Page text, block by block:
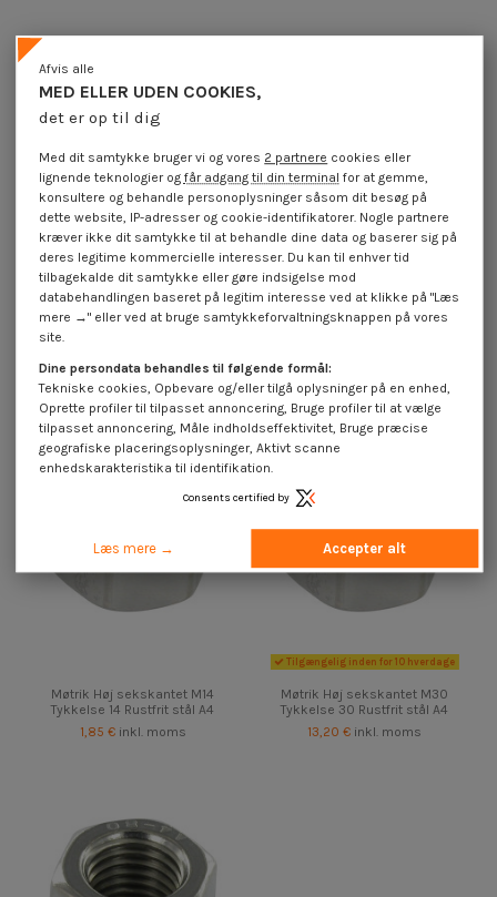
Møtrik Høj sekskantet M3
Tykkelse 3 Rustfrit stål A4
Møtrik Høj sekskantet M8
Møtrik Høj sekskantet M14
Tykkelse 14 Rustfrit stål A4
1,85 € inkl. moms
Tilgængelig inden for 10 hverdage
Møtrik Høj sekskantet M30
Tykkelse 30 Rustfrit stål A4
13,20 € inkl. moms
MED ELLER UDEN COOKIES,
det er op til dig
Afvis alle
Med dit samtykke bruger vi og vores 2 partnere cookies eller
lignende teknologier ogfår adgang til din terminal for at gemme,
konsultere og behandle personoplysninger såsom dit besøg på
dette website, IP-adresser og cookie-identifikatorer. Nogle partnere
kræver ikke dit samtykke til at behandle dine data og baserer sig på
deres legitime kommercielle interesser. Du kan til enhver tid
tilbagekalde dit samtykke eller gøre indsigelse mod
databehandlingen baseret på legitim interesse ved at klikke på "Læs
mere →" eller ved at bruge samtykkeforvaltningsknappen på vores
site.
Dine persondata behandles til følgende formål:
Tekniske cookies, Opbevare og/eller tilgå oplysninger på en enhed,
Oprette profiler til tilpasset annoncering, Bruge profiler til at vælge
tilpasset annoncering, Måle indholdseffektivitet, Bruge præcise
geografiske placeringsoplysninger, Aktivt scanne
enhedskarakteristika til identifikation.
Consents certified by
Læs mere → Accepter alt